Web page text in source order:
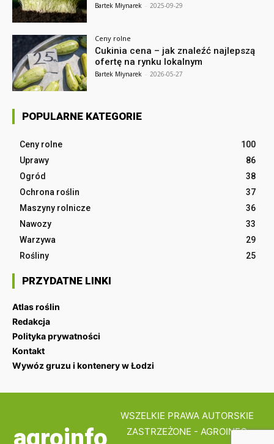
Bartek Młynarek - 2025-09-29
Ceny rolne
Cukinia cena – jak znaleźć najlepszą
ofertę na rynku lokalnym
Bartek Młynarek - 2026-05-27
POPULARNE KATEGORIE
Ceny rolne
100
Uprawy
86
Ogród
38
Ochrona roślin
37
Maszyny rolnicze
36
Nawozy
33
Warzywa
29
Rośliny
25
PRZYDATNE LINKI
Atlas roślin
Redakcja
Polityka prywatności
Kontakt
Wywóz gruzu i kontenery w Łodzi
WSZELKIE PRAWA AUTORSKIE
ZASTRZEŻONE - AGROINFO